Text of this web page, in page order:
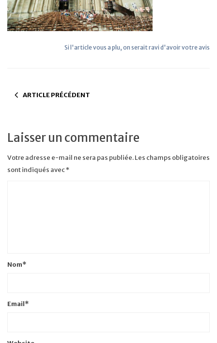
Si l'article vous a plu, on serait ravi d'avoir votre avis
ARTICLE PRÉCÉDENT
Laisser un commentaire
Votre adresse e-mail ne sera pas publiée.Les champs obligatoires
sont indiqués avec*
Nom*
Email*